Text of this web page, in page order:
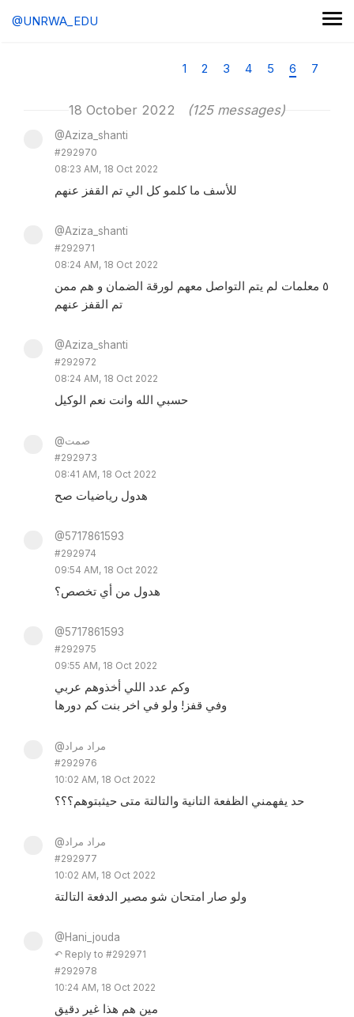
@UNRWA_EDU
1 2 3 4 5 6 7
18 October 2022 (125 messages)
@Aziza_shanti
#292970
08:23 AM, 18 Oct 2022
للأسف ما كلمو كل الي تم القفز عنهم
@Aziza_shanti
#292971
08:24 AM, 18 Oct 2022
٥ معلمات لم يتم التواصل معهم لورقة الضمان و هم ممن
تم القفز عنهم
@Aziza_shanti
#292972
08:24 AM, 18 Oct 2022
حسبي الله وانت نعم الوكيل
@صمت
#292973
08:41 AM, 18 Oct 2022
هدول رياضيات صح
@5717861593
#292974
09:54 AM, 18 Oct 2022
هدول من أي تخصص؟
@5717861593
#292975
09:55 AM, 18 Oct 2022
وكم عدد اللي أخذوهم عربي
وفي قفز! ولو في اخر بنت كم دورها
@مراد مراد
#292976
10:02 AM, 18 Oct 2022
حد يفهمني الظفعة التانية والتالتة متى حيثبتوهم؟؟؟
@مراد مراد
#292977
10:02 AM, 18 Oct 2022
ولو صار امتحان شو مصير الدفعة التالتة
@Hani_jouda
↶ Reply to #292971
#292978
10:24 AM, 18 Oct 2022
مين هم هذا غير دقيق